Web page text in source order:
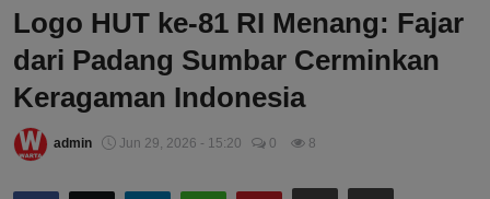
Logo HUT ke-81 RI Menang: Fajar
dari Padang Sumbar Cerminkan
Keragaman Indonesia
admin Jun 29, 2026 - 15:20 0 8